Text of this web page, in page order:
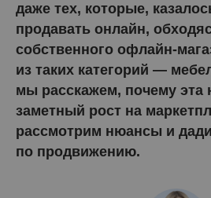
даже тех, которые,
продавать онлайн,
собственного офлайн-
из таких категорий —
мы расскажем, почему эта
заметный рост на
рассмотрим нюансы и
по продвижению.